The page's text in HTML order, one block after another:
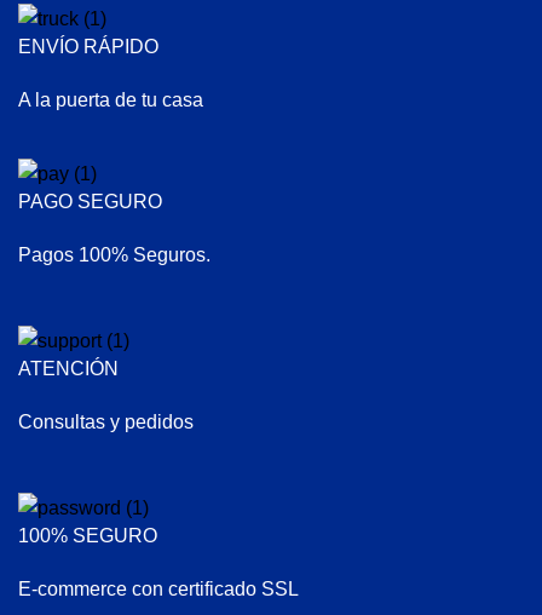
ENVÍO RÁPIDO
A la puerta de tu casa
PAGO SEGURO
Pagos 100% Seguros.
ATENCIÓN
Consultas y pedidos
100% SEGURO
E-commerce con certificado SSL